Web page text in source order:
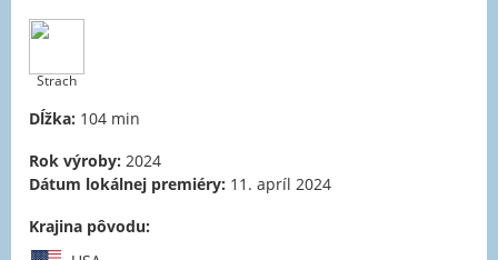
Strach
Dĺžka: 104 min
Rok výroby: 2024
Dátum lokálnej premiéry: 11. apríl 2024
Krajina pôvodu: